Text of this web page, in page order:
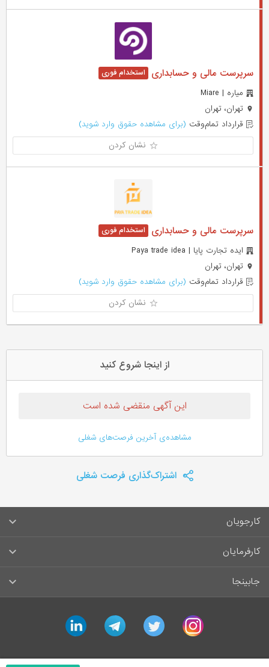
سرپرست مالی و حسابداری
میاره | Miare
تهران، تهران
قرارداد تمام‌وقت (برای مشاهده حقوق وارد شوید)
نشان کردن
سرپرست مالی و حسابداری
ایده تجارت پایا | Paya trade idea
تهران، تهران
قرارداد تمام‌وقت (برای مشاهده حقوق وارد شوید)
نشان کردن
از اینجا شروع کنید
این آگهی منقضی شده است
مشاهده‌ی آخرین فرصت‌های شغلی
اشتراک‌گذاری فرصت شغلی
کارجویان
سوالات متداول کارجویان
لیست مشاغل
آگهی‌های استخدام
کارفرمایان
راهنمای ثبت آگهی استخدام
قوانین و مقررات کارفرمایان
جابینجا
جابینجا در رسانه‌ها
راهنمای استفاده برای کارجویان
instagram
twitter
telegram
linkedin